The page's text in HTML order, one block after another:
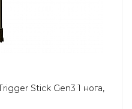
Stick Gen3 1 нога,